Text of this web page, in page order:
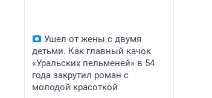
Ушел от жены с двумя
детьми. Как главный качок
«Уральских пельменей» в 54
года закрутил роман с
молодой красоткой